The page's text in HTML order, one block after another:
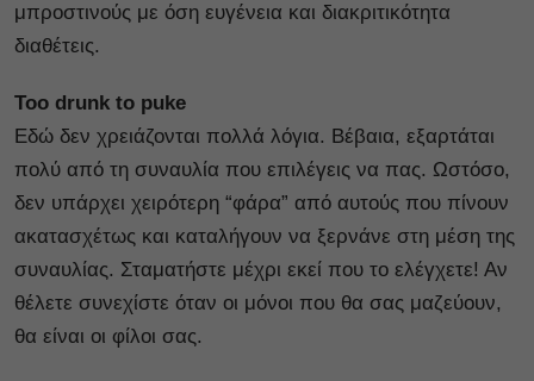
μπροστινούς με όση ευγένεια και διακριτικότητα
διαθέτεις.
Τοο drunk to puke
Εδώ δεν χρειάζονται πολλά λόγια. Βέβαια, εξαρτάται
πολύ από τη συναυλία που επιλέγεις να πας. Ωστόσο,
δεν υπάρχει χειρότερη “φάρα” από αυτούς που πίνουν
ακατασχέτως και καταλήγουν να ξερνάνε στη μέση της
συναυλίας. Σταματήστε μέχρι εκεί που το ελέγχετε! Αν
θέλετε συνεχίστε όταν οι μόνοι που θα σας μαζεύουν,
θα είναι οι φίλοι σας.